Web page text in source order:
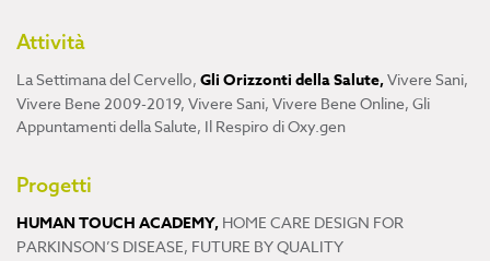
Attività
La Settimana del Cervello, Gli Orizzonti della Salute,Vivere Sani,
Vivere Bene 2009-2019, Vivere Sani, Vivere Bene Online, Gli
Appuntamenti della Salute, Il Respiro di Oxy.gen
Progetti
HUMAN TOUCH ACADEMY, HOME CARE DESIGN FOR
PARKINSON’S DISEASE, FUTURE BY QUALITY